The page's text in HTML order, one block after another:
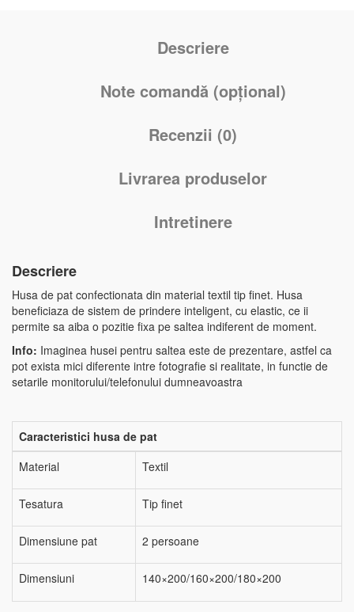
Descriere
Note comandă (opțional)
Recenzii (0)
Livrarea produselor
Intretinere
Descriere
Husa de pat confectionata din material textil tip finet. Husa
beneficiaza de sistem de prindere inteligent, cu elastic, ce ii
permite sa aiba o pozitie fixa pe saltea indiferent de moment.
Info: Imaginea husei pentru saltea este de prezentare, astfel ca
pot exista mici diferente intre fotografie si realitate, in functie de
setarile monitorului/telefonului dumneavoastra
Caracteristici husa de pat
Material
Textil
Tesatura Tip finet
Dimensiune pat 2 persoane
Dimensiuni 140×200/160×200/180×200